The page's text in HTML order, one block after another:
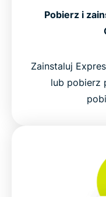
Pobierz i
Zainstaluj
lub pobierz